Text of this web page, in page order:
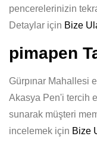
pencerelerinizin
Detaylar için Bize
pimapen
Gürpınar Mahallesi
Akasya Pen'i tercih
sunarak müşteri
incelemek için Bize